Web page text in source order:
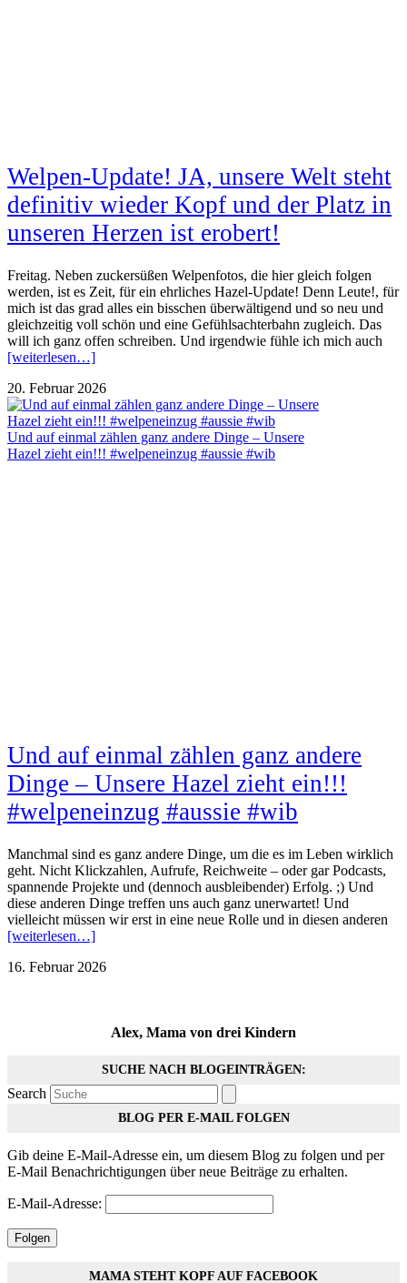
Welpen-Update! JA, unsere Welt steht
definitiv wieder Kopf und der Platz in
unseren Herzen ist erobert!
Freitag. Neben zuckersüßen Welpenfotos, die hier gleich folgen
werden, ist es Zeit, für ein ehrliches Hazel-Update! Denn Leute!, für
mich ist das grad alles ein bisschen überwältigend und so neu und
gleichzeitig voll schön und eine Gefühlsachterbahn zugleich. Das
will ich ganz offen schreiben. Und irgendwie fühle ich mich auch
[weiterlesen…]
20. Februar 2026
Und auf einmal zählen ganz andere Dinge – Unsere
Hazel zieht ein!!! #welpeneinzug #aussie #wib
Und auf einmal zählen ganz andere
Dinge – Unsere Hazel zieht ein!!!
#welpeneinzug #aussie #wib
Manchmal sind es ganz andere Dinge, um die es im Leben wirklich
geht. Nicht Klickzahlen, Aufrufe, Reichweite – oder gar Podcasts,
spannende Projekte und (dennoch ausbleibender) Erfolg. ;) Und
diese anderen Dinge treffen uns auch ganz unerwartet! Und
vielleicht müssen wir erst in eine neue Rolle und in diesen anderen
[weiterlesen…]
16. Februar 2026
Alex, Mama von drei Kindern
SUCHE NACH BLOGEINTRÄGEN:
Search
BLOG PER E-MAIL FOLGEN
Gib deine E-Mail-Adresse ein, um diesem Blog zu folgen und per
E-Mail Benachrichtigungen über neue Beiträge zu erhalten.
E-Mail-Adresse:
Folgen
MAMA STEHT KOPF AUF FACEBOOK